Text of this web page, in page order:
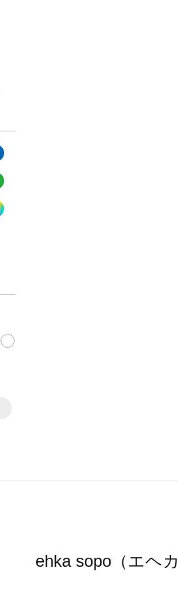
ehka sopo（エヘ